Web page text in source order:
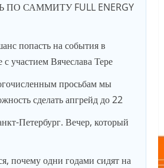
САММИТУ FULL ENERGY
попасть на события в
участием Вячеслава Тере
просьбам мы
сделать апгрейд до 22
Петербург. Вечер, который
почему одни годами сидят на